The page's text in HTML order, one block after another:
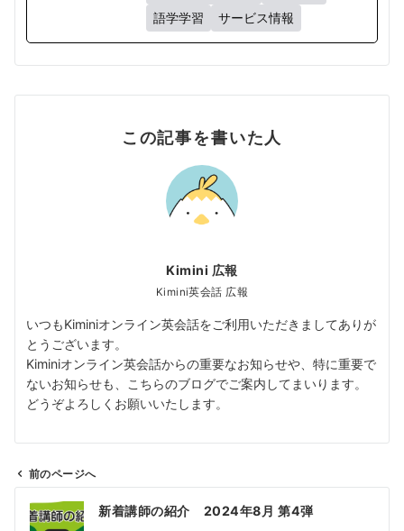
語学学習
サービス情報
この記事を書いた人
Kimini 広報
Kimini英会話 広報
いつもKiminiオンライン英会話をご利用いただきましてありが
とうございます。
Kiminiオンライン英会話からの重要なお知らせや、特に重要で
ないお知らせも、こちらのブログでご案内してまいります。
どうぞよろしくお願いいたします。
前のページへ
新着講師の紹介 2024年8月 第4弾